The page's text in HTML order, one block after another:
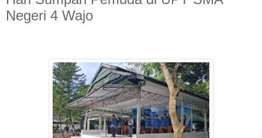
Negeri 4 Wajo